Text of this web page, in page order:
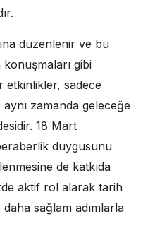
düzenlenir ve bu
gibi
etkinlikler, sadece
zamanda geleceğe
18 Mart
duygusunu
de katkıda
aktif rol alarak tarih
sağlam adımlarla